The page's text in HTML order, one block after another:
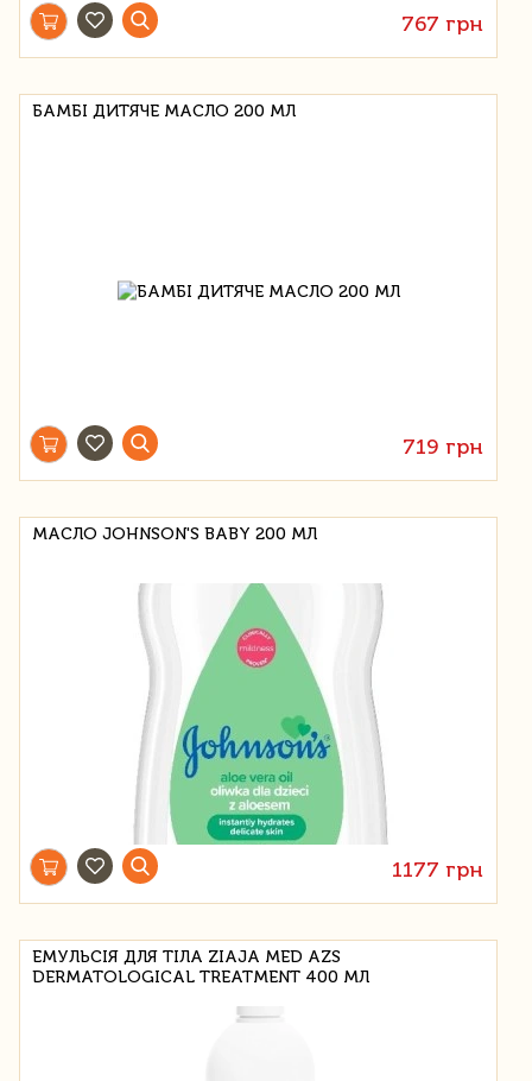
767 грн
БАМБІ ДИТЯЧЕ МАСЛО 200 МЛ
719 грн
МАСЛО JOHNSON'S BABY 200 МЛ
1177 грн
ЕМУЛЬСІЯ ДЛЯ ТІЛА ZIAJA MED AZS
DERMATOLOGICAL TREATMENT 400 МЛ